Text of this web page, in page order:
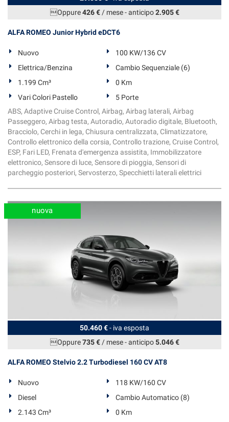
Oppure426 €/ mese-anticipo2.905 €
ALFA ROMEO Junior Hybrid eDCT6
Nuovo
100 KW/136 CV
Elettrica/Benzina
Cambio Sequenziale (6)
1.199 Cm³
0 Km
Vari Colori Pastello
5 Porte
ABS, Adaptive Cruise Control, Airbag, Airbag laterali, Airbag
Passeggero, Airbag testa, Autoradio, Autoradio digitale, Bluetooth,
Bracciolo, Cerchi in lega, Chiusura centralizzata, Climatizzatore,
Controllo elettronico della corsia, Controllo trazione, Cruise Control,
ESP, Fari LED, Frenata d'emergenza assistita, Immobilizzatore
elettronico, Sensore di luce, Sensore di pioggia, Sensori di
parcheggio posteriori, Servosterzo, Specchietti laterali elettrici
50.460 €- iva esposta
Oppure735 €/ mese-anticipo5.046 €
nuova
ALFA ROMEO Stelvio 2.2 Turbodiesel 160 CV AT8
Nuovo
118 KW/160 CV
Diesel
Cambio Automatico (8)
2.143 Cm³
0 Km
Cookie per il miglioramento dell'esperienza utente
Cookie analitici
Cookie di marketing
cookie
policy